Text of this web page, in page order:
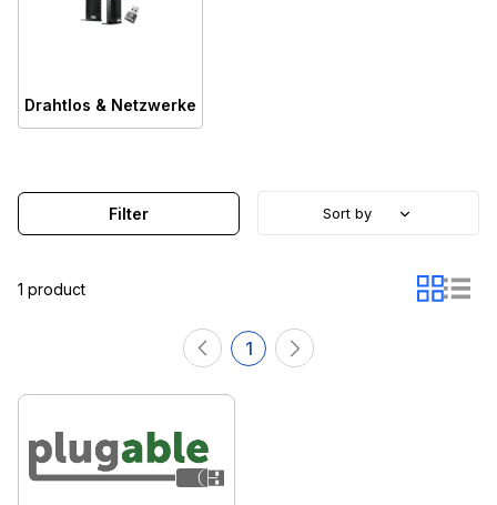
Drahtlos & Netzwerke
1 product
1
Filter Sort by